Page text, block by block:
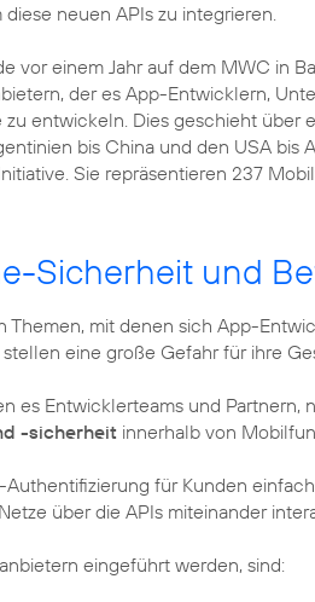
neuen APIs zu integrieren.
vor einem Jahr auf dem MWC in
der es App-Entwicklern,
entwickeln. Dies geschieht über
bis China und den USA bis
Sie repräsentieren 237
Sicherheit und
Themen, mit denen sich App-
eine große Gefahr für ihre
es Entwicklerteams und Partnern,
-sicherheit innerhalb von
für Kunden
über die APIs miteinander
eingeführt werden, sind: